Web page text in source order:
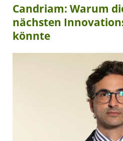
Candriam: Warum
nächsten
könnte